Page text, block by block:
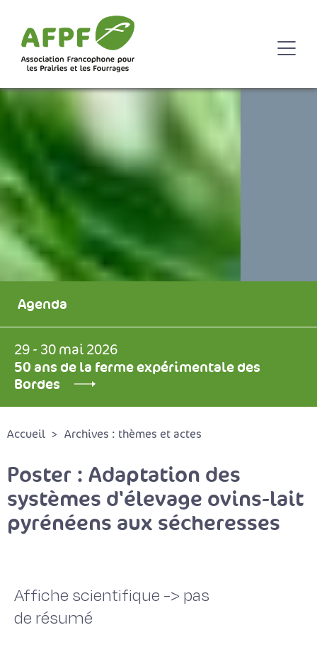
Agenda
29 - 30 mai 2026
50 ans de la ferme expérimentale des
Bordes
Accueil Archives : thèmes et actes
Poster : Adaptation des
systèmes d'élevage ovins-lait
pyrénéens aux sécheresses
Affiche scientifique -> pas
de résumé